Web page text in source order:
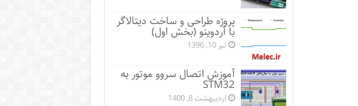
پروژه طراحی و ساخت دیتالاگر
با آردوینو (بخش اول)
تیر 10, 1396
آموزش اتصال سروو موتور به
STM32
اردیبهشت 8, 1400